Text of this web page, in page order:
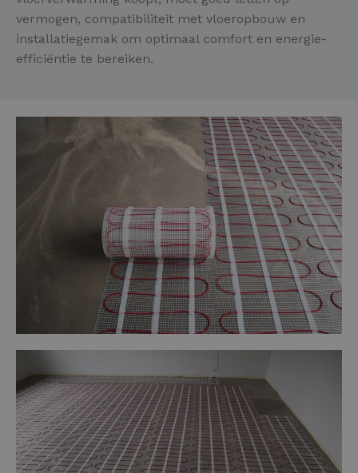
vermogen, compatibiliteit met vloeropbouw en
installatiegemak om optimaal comfort en energie-
efficiëntie te bereiken.